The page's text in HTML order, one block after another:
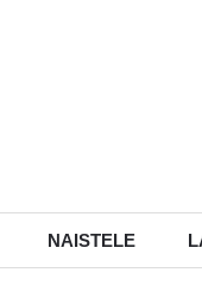
NAISTELE